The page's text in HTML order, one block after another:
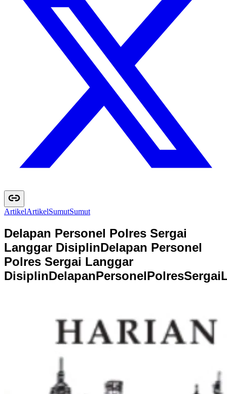
ArtikelArtikelSumutSumut
Delapan Personel Polres Sergai
Langgar DisiplinDelapan Personel
Polres Sergai Langgar
DisiplinDelapanPersonelPolresSergai